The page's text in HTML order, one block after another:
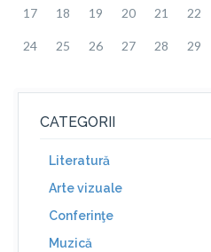
17 18 19 20 21 22
24 25 26 27 28 29
CATEGORII
Literatură
Arte vizuale
Conferinţe
Muzică